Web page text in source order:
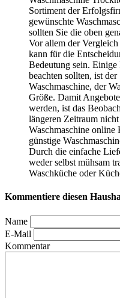
Sortiment der
gewünschte
sollten Sie die oben
Vor allem der
kann für die
Bedeutung sein.
beachten sollten, ist
Waschmaschine, der
Größe. Damit
werden, ist das
längeren Zeitraum
Waschmaschine online
günstige
Durch die einfache
weder selbst mühsam
Waschküche oder
Kommentiere diesen
Name
E-Mail
Kommentar